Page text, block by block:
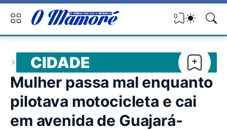
0
CIDADE
Mulher passa mal enquanto
pilotava motocicleta e cai
em avenida de Guajará-